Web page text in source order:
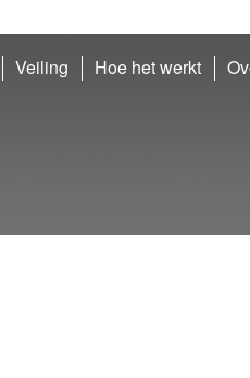
Veiling Hoe het werkt